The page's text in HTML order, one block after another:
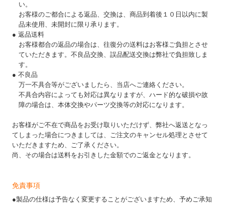
い。
お客様のご都合による返品、交換は、商品到着後１０日以内に製
品未使用、未開封に限り承ります。
● 返品送料
お客様都合の返品の場合は、往復分の送料はお客様ご負担とさせ
ていただきます。不良品交換、誤品配送交換は弊社で負担致しま
す。
● 不良品
万一不具合等がございましたら、当店へご連絡ください。
不具合内容によっても対応は異なりますが、ハード的な破損や故
障の場合は、本体交換やパーツ交換等の対応になります。
お客様がご不在で商品をお受け取りいただけず、弊社へ返送となっ
てしまった場合につきましては、ご注文のキャンセル処理とさせて
いただきますため、ご了承ください。
尚、その場合は送料をお引きした金額でのご返金となります。
免責事項
●製品の仕様は予告なく変更することがございますため、予めご承知